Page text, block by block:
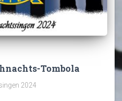
Tombola
2024